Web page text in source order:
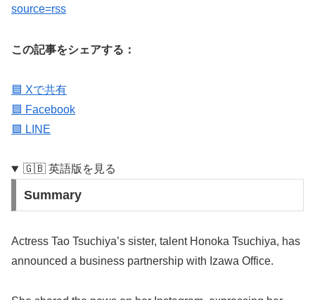
source=rss
この記事をシェアする：
🟦 Xで共有
🟦 Facebook
🟩 LINE
🇬🇧 英語版を見る
Summary
Actress Tao Tsuchiya’s sister, talent Honoka Tsuchiya, has
announced a business partnership with Izawa Office.